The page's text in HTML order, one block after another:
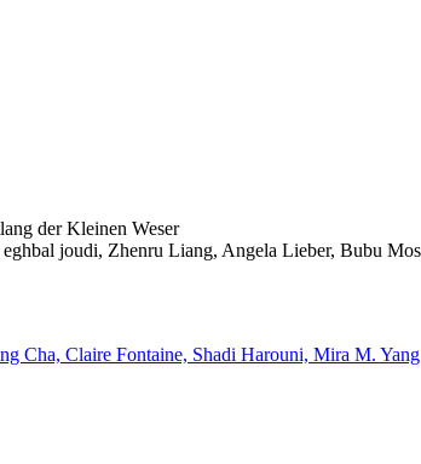
der Kleinen Weser
joudi, Zhenru Liang, Angela Lieber, Bubu
Cha, Claire Fontaine, Shadi Harouni, Mira M. Yang